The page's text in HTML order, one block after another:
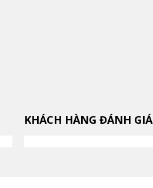
KHÁCH HÀNG ĐÁNH GIÁ